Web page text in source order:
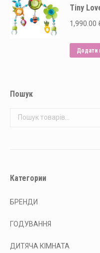
Tiny
1,990.00
Додати
Пошук
Категории
БРЕНДИ
ГОДУВАННЯ
ДИТЯЧА КІМНАТА